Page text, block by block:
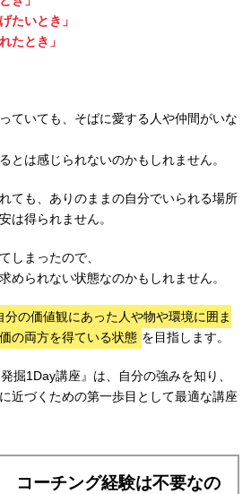
たいとき」
たとき」
ていても、そばに愛する人や仲間がいな
とは感じられないのかもしれません。
ても、ありのままの自分でいられる場所
は得られません。
しまったので、
められない状態なのかもしれません。
分の価値観にあった人や物や環境に囲ま
の両方を得ている状態 を目指します。
掘1Day講座』は、自分の強みを知り、
近づくための第一歩目として最適な講座
コーチング経験は不要なの